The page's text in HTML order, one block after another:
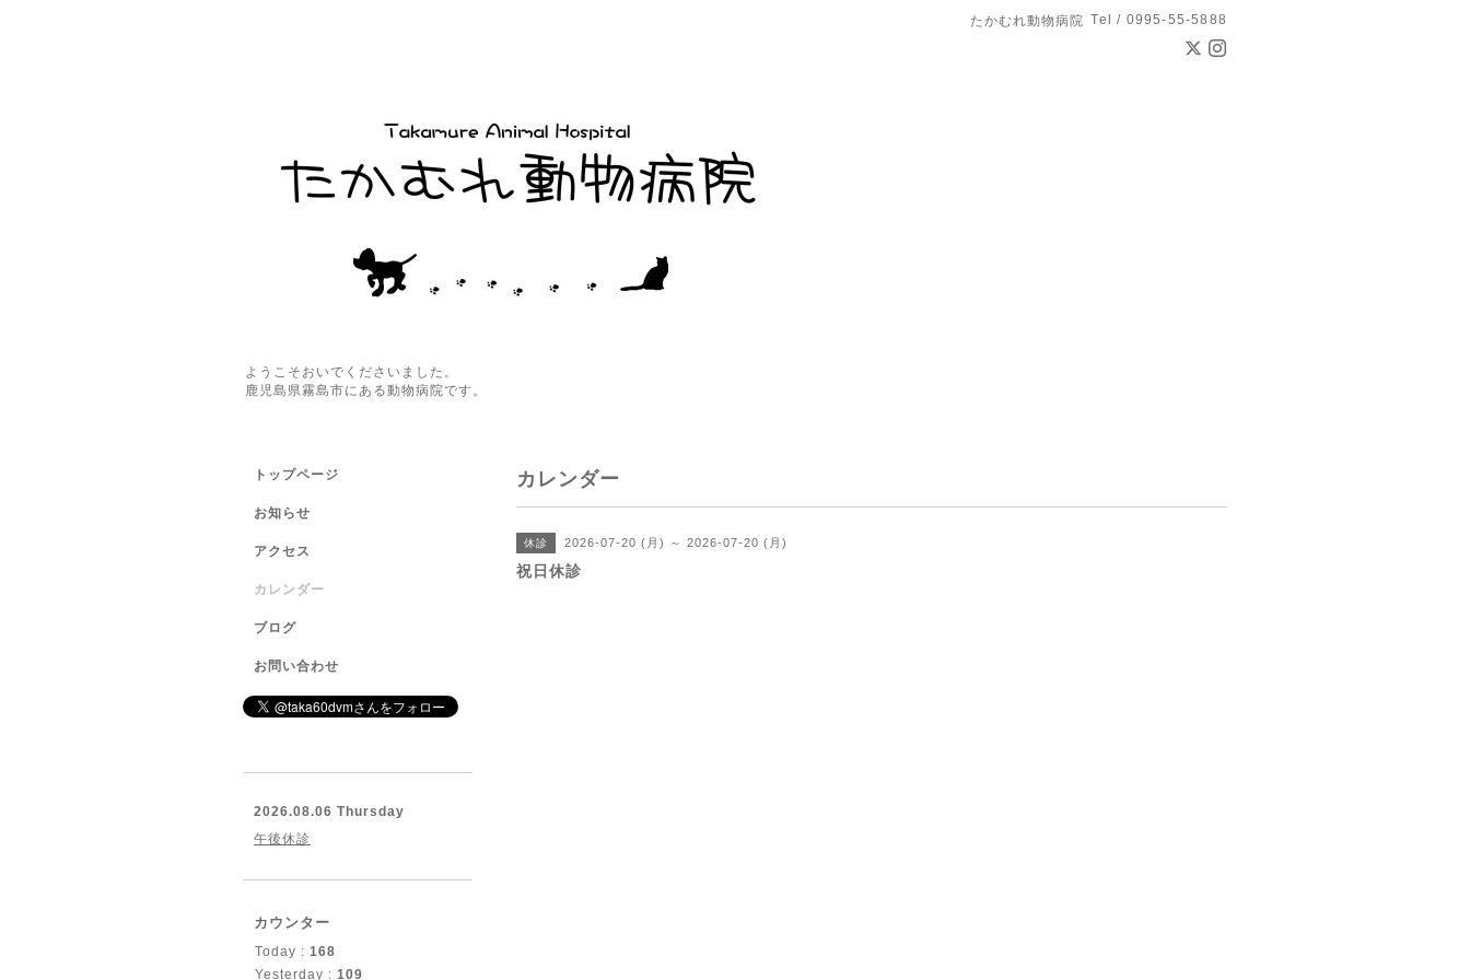
たかむれ動物病院 Tel / 0995-55-5888
ようこそおいでくださいました。
鹿児島県霧島市にある動物病院です。
カレンダー
休診 2026-07-20 (月) ～ 2026-07-20 (月)
祝日休診
トップページ
お知らせ
アクセス
カレンダー
ブログ
お問い合わせ
2026.08.06 Thursday
午後休診
カウンター
Today : 168
Yesterday : 109